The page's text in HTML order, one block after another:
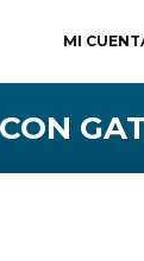
MI